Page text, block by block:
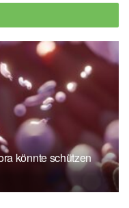
Verlag, 3. Auflage,
Bluthochdruck: Das
(Abruf:
S. Müller-Lissner:
Leitsymptome,
könnte schützen